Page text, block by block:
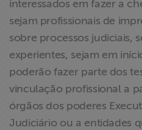
interessados em fazer a
sejam profissionais de
sobre processos judiciais,
experientes, sejam em
poderão fazer parte dos
vinculação profissional a
órgãos dos poderes
Judiciário ou a entidades